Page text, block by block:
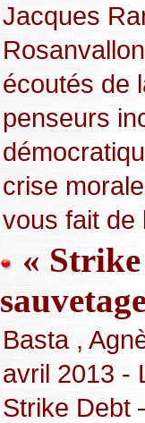
Jacques
écoutés de
penseurs
crise
vous fait de
«
Basta ,
avril 2013 -
Strike Debt